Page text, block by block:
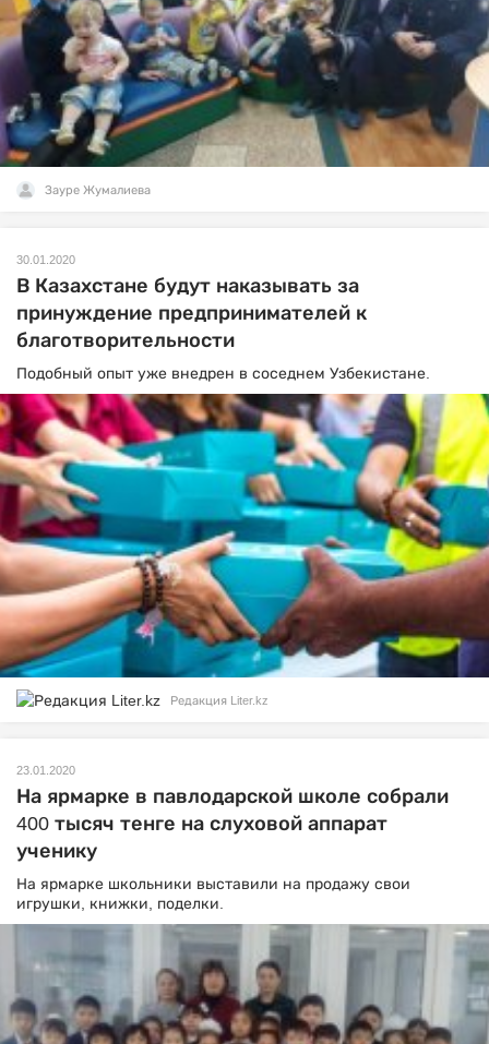
Зауре Жумалиева
30.01.2020
В Казахстане будут наказывать за
принуждение предпринимателей к
благотворительности
Подобный опыт уже внедрен в соседнем Узбекистане.
Редакция Liter.kz
23.01.2020
На ярмарке в павлодарской школе собрали
400 тысяч тенге на слуховой аппарат
ученику
На ярмарке школьники выставили на продажу свои
игрушки, книжки, поделки.